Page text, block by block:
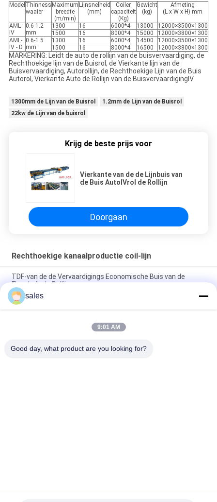
Model Thinness
waaier
Maximum
breedte
(m/min)
Lijnsnelheid
(mm)
Coiler
capaciteit
(Kg)
Gewicht
(kg)
Afmeting
(L x W x H) mm
AML-
Ⅳ
0.6-1.2
mm
1300 16 6000*4 13000
12000×3500×1300
1500
16 8000*4 15000
12000×3800×1300
AML-
Ⅳ - D
0.6-1.5
mm
1300 16 6000*4 14500
12000×3500×1300
1500
16 8000*4 16500 12000×3800×1300
MARKERING: Leidt de auto de rollijn van de buisvervaardiging, de
Rechthoekige lijn van de Buisrol, de Vierkante lijn van de
Buisvervaardiging, Autorollijn, de Rechthoekige Lijn van de Buis
Autorol, Vierkante Auto de Rollijn van de BuisvervaardigingⅣ
1300mm de Lijn van de Buisrol
1.2mm de Lijn van de Buisrol
22kw de Lijn van de buisrol
Krijg de beste prijs voor
Vierkante van de de Lijnbuis van
de Buis AutoⅣrol de Rollijn
Doorgaan
Rechthoekige kanaalproductie coil-lijn
TDF-van de de Vervaardigings Economische Buis van de
Flensbuis de Rollijn
TDC-van de de Vervaardigingsmachine van de Flensbuis de
Economische Oplossing
Vierkante van de de Lijn Autorol van de Buisrol Lijn VII Metaal
sales
9:01 AM
Good day, what product are you looking for?